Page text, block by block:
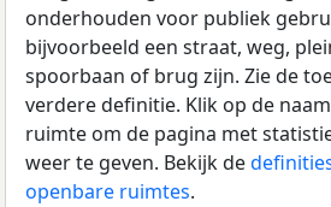
onderhouden voor publiek
bijvoorbeeld een straat, weg,
spoorbaan of brug zijn. Zie de
verdere definitie. Klik op de
ruimte om de pagina met
weer te geven. Bekijk de
openbare ruimtes.